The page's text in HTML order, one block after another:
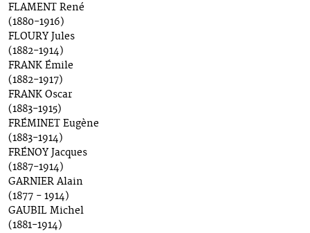
FLAMENT René
(1880-1916)
FLOURY Jules
(1882-1914)
FRANK Émile
(1882-1917)
FRANK Oscar
(1883-1915)
FRÉMINET Eugène
(1883-1914)
FRÉNOY Jacques
(1887-1914)
GARNIER Alain
(1877 - 1914)
GAUBIL Michel
(1881-1914)